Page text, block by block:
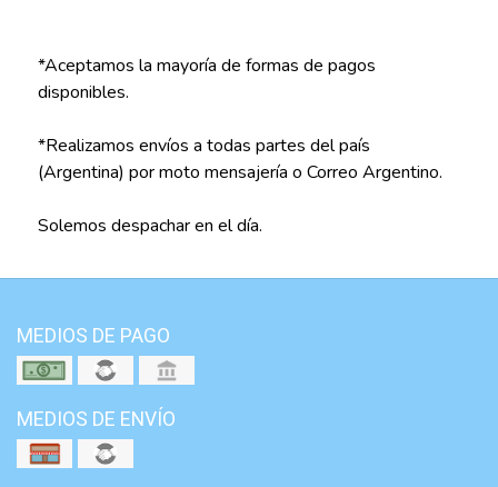
*Aceptamos la mayoría de formas de pagos
disponibles.
*Realizamos envíos a todas partes del país
(Argentina) por moto mensajería o Correo Argentino.
Solemos despachar en el día.
MEDIOS DE PAGO
MEDIOS DE ENVÍO